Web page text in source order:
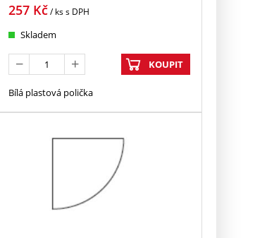
257 Kč/ kss DPH
Skladem
KOUPIT
Bílá plastová polička